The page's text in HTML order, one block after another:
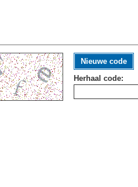
Nieuwe code
Herhaal code: